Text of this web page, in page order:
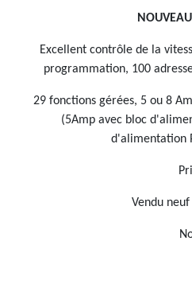
Excellent contrôle de la
programmation, 100
29 fonctions gérées, 5 ou 8
(5Amp avec bloc
d'alimentation
Vendu